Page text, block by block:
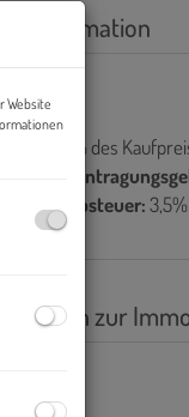
3% des
3,5%
zur
Website